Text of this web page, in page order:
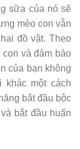
sữa của nó sẽ
mèo con vẫn
đồ vật. Theo
và đảm bảo
của bạn không
một cách
bắt đầu bộc
bắt đầu huấn